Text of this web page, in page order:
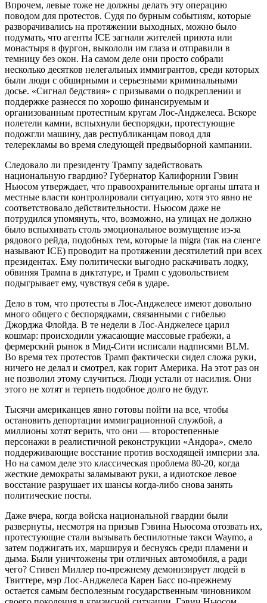
Впрочем, левые тоже не должны делать эту операцию
поводом для протестов. Судя по бурным событиям, которые
разворачивались на протяжении выходных, можно было
подумать, что агенты ICE загнали жителей приюта или
монастыря в фургон, выкололи им глаза и отправили в
темницу без окон. На самом деле они просто собрали
несколько десятков нелегальных иммигрантов, среди которых
были люди с обширными и серьезными криминальными
досье. «Сигнал бедствия» с призывами о подкреплении и
поддержке разнесся по хорошо финансируемым и
организованным протестным кругам Лос-Анджелеса. Вскоре
полетели камни, вспыхнули беспорядки, протестующие
подожгли машину, дав республиканцам повод для
телерекламы во время следующей предвыборной кампании.
Следовало ли президенту Трампу задействовать
национальную гвардию? Губернатор Калифорнии Гэвин
Ньюсом утверждает, что правоохранительные органы штата и
местные власти контролировали ситуацию, хотя это явно не
соответствовало действительности. Ньюсом даже не
потрудился упомянуть, что, возможно, на улицах не должно
было вспыхивать столь эмоциональное возмущение из-за
рядового рейда, подобных тем, которые la migra (так на сленге
называют ICE) проводит на протяжении десятилетий при всех
президентах. Ему политически выгодно раскачивать лодку,
обвиняя Трампа в диктатуре, и Трамп с удовольствием
подыгрывает ему, чувствуя себя в ударе.
Дело в том, что протесты в Лос-Анджелесе имеют довольно
много общего с беспорядками, связанными с гибелью
Джорджа Флойда. В те недели в Лос-Анджелесе царил
кошмар: происходили ужасающие массовые грабежи, а
фермерский рынок в Мид-Сити исписали надписями BLM.
Во время тех протестов Трамп фактически сидел сложа руки,
ничего не делал и смотрел, как горит Америка. На этот раз он
не позволил этому случиться. Люди устали от насилия. Они
этого не хотят и терпеть подобное долго не будут.
Тысячи американцев явно готовы пойти на все, чтобы
остановить депортации иммиграционной службой, а
миллионы хотят верить, что они — второстепенные
персонажи в реалистичной реконструкции «Андора», смело
поддерживающие восстание против восходящей империи зла.
Но на самом деле это классическая проблема 80-20, когда
жесткие демократы заламывают руки, а идиотское левое
восстание разрушает их шансы когда-либо снова занять
политические посты.
Даже вчера, когда войска национальной гвардии были
развернуты, несмотря на призыв Гэвина Ньюсома отозвать их,
протестующие стали вызывать беспилотные такси Waymo, а
затем поджигать их, маршируя и беснуясь среди пламени и
дыма. Были уничтожены три отличных автомобиля, а ради
чего? Стивен Миллер по-прежнему демонизирует людей в
Твиттере, мэр Лос-Анджелеса Карен Басс по-прежнему
остается самым бесполезным государственным чиновником